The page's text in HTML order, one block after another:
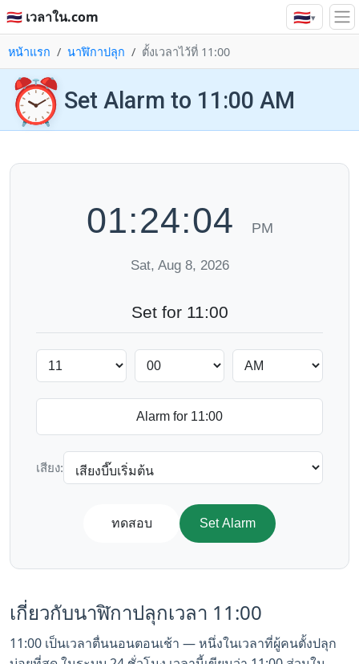
🇹🇭 เวลาใน.com 🇹🇭▾
หน้าแรก นาฬิกาปลุก ตั้งเวลาไว้ที่ 11:00
⏰ Set Alarm to 11:00 AM
01:24:05 PM
Sat, Aug 8, 2026
Set for 11:00
เสียง:
ทดสอบ Set Alarm
เกี่ยวกับนาฬิกาปลุกเวลา 11:00
11:00 เป็นเวลาตื่นนอนตอนเช้า — หนึ่งในเวลาที่ผู้คนตั้งปลุก